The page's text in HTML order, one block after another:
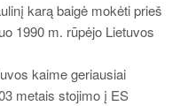
karą baigė mokėti prieš
1990 m. rūpėjo Lietuvos
kaime geriausiai
metais stojimo į ES